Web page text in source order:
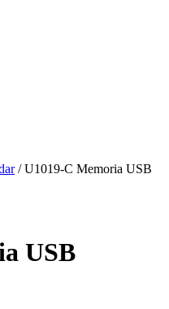
/ U1019-C Memoria USB
USB